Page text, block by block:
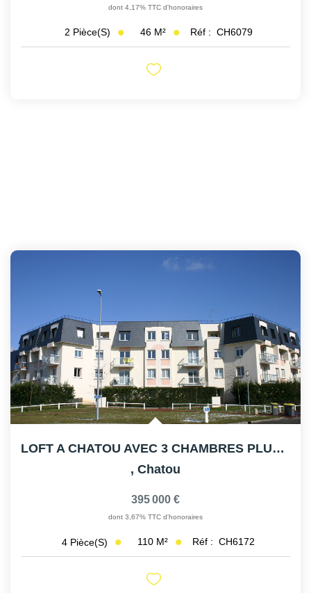
dont 4,17% TTC d'honoraires
2 Pièce(s) 46 M² Réf : CH6079
LOFT A CHATOU AVEC 3 CHAMBRES PLUS 2 BUREAUX
, Chatou
395 000 €
dont 3,67% TTC d'honoraires
4 Pièce(s) 110 M² Réf : CH6172